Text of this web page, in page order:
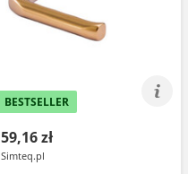
BESTSELLER
59,16 zł
Simteq.pl